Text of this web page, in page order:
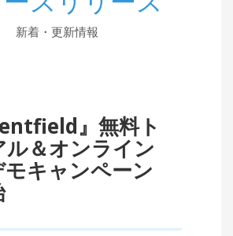
新着・更新情報
』無料ト
ル＆オンライン
キャンペーン